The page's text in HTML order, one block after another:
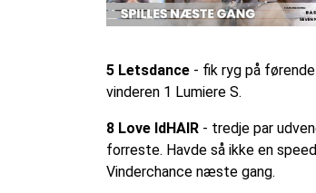
5 Letsdance - fik ryg på
vinderen 1 Lumiere S.
8 Love IdHAIR - tredje par
forreste. Havde så ikke en
Vinderchance næste gang.